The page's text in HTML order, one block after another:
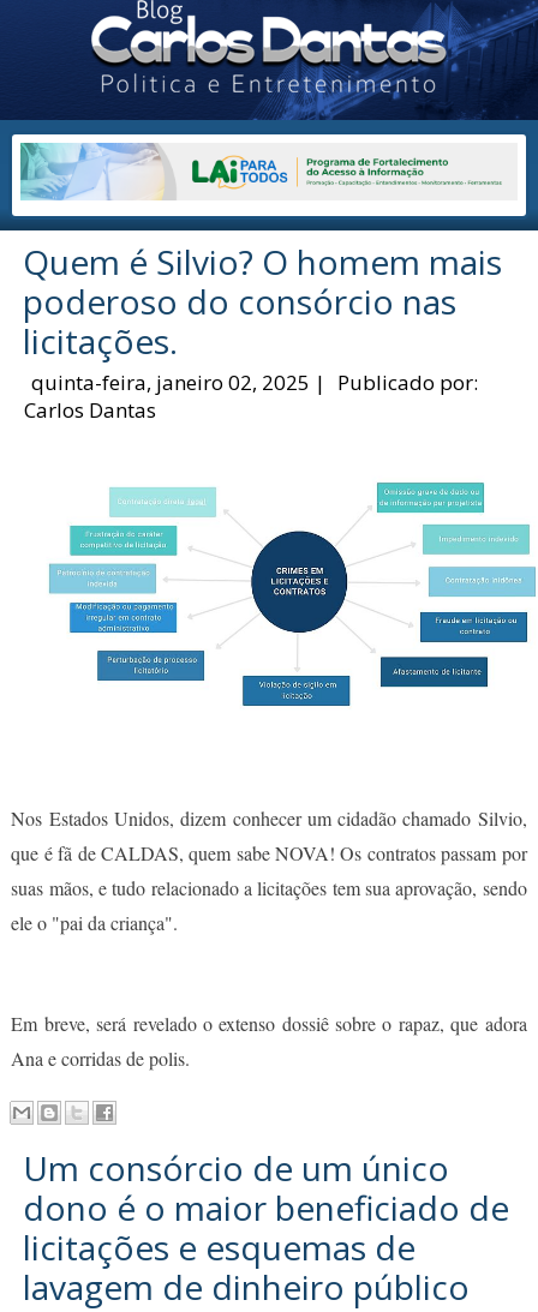
Quem é Silvio? O homem mais
poderoso do consórcio nas
licitações.
quinta-feira, janeiro 02, 2025 |
Publicado por:
Carlos Dantas
Nos Estados Unidos, dizem conhecer um cidadão chamado Silvio,
que é fã de CALDAS, quem sabe NOVA! Os contratos passam por
suas mãos, e tudo relacionado a licitações tem sua aprovação, sendo
ele o "pai da criança".
Em breve, será revelado o extenso dossiê sobre o rapaz, que adora
Ana e corridas de polis.
Um consórcio de um único
dono é o maior beneficiado de
licitações e esquemas de
lavagem de dinheiro público